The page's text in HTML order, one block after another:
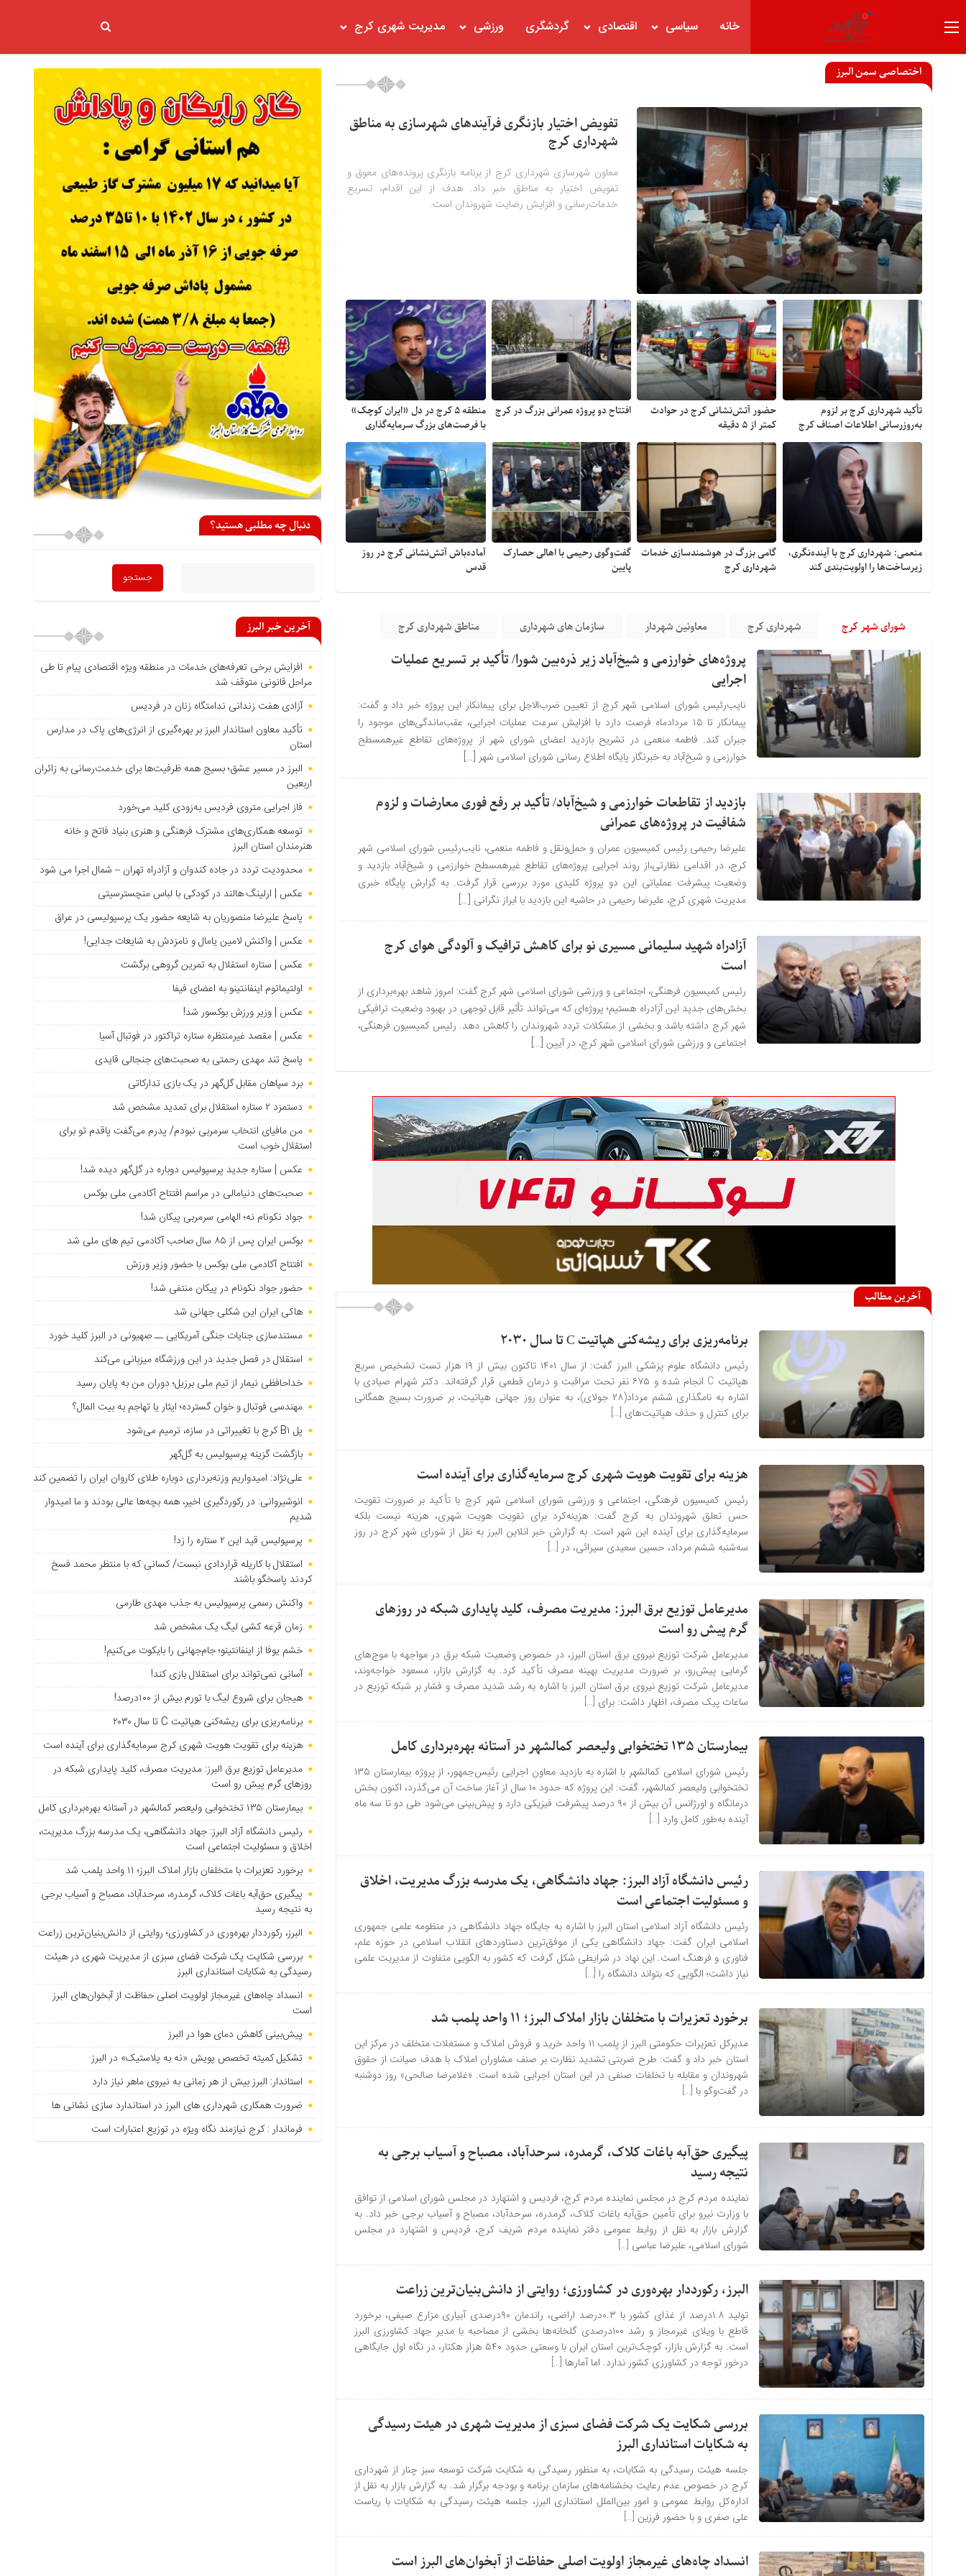
خانه سیاسی اقتصادی گردشگری ورزشی مدیریت شهری کرج
اختصاصی سمن البرز
تفویض اختیار بازنگری فرآیندهای شهرسازی به مناطق
شهرداری کرج
معاون شهرسازی شهرداری کرج از برنامه بازنگری پرونده‌های معوق و
تفویض اختیار به مناطق خبر داد. هدف از این اقدام، تسریع
خدمات‌رسانی و افزایش رضایت شهروندان است.
تأکید شهرداری کرج بر لزوم
به‌روزرسانی اطلاعات اصناف کرج
حضور آتش‌نشانی کرج در حوادث
کمتر از ۵ دقیقه
افتتاح دو پروژه عمرانی بزرگ در کرج
منطقه ۵ کرج در دل «ایران کوچک»
با فرصت‌های بزرگ سرمایه‌گذاری
منعمی: شهرداری کرج با آینده‌نگری،
زیرساخت‌ها را اولویت‌بندی کند
گامی بزرگ در هوشمندسازی خدمات
شهرداری کرج
گفت‌وگوی رحیمی با اهالی حصارک
پایین
آماده‌باش آتش‌نشانی کرج در روز
قدس
شورای شهر کرج شهرداری کرج معاونین شهردار سازمان های شهرداری مناطق شهرداری کرج
پروژه‌های خوارزمی و شیخ‌آباد زیر ذره‌بین شورا/ تأکید بر تسریع عملیات
اجرایی
نایب‌رئیس شورای اسلامی شهر کرج از تعیین ضرب‌الاجل برای پیمانکار این پروژه خبر داد و گفت:
پیمانکار تا ۱۵ مردادماه فرصت دارد با افزایش سرعت عملیات اجرایی، عقب‌ماندگی‌های موجود را
جبران کند. فاطمه منعمی در تشریح بازدید اعضای شورای شهر از پروژه‌های تقاطع غیرهمسطح
خوارزمی و شیخ‌آباد به خبرنگار پایگاه اطلاع رسانی شورای اسلامی شهر […]
بازدید از تقاطعات خوارزمی و شیخ‌آباد/ تأکید بر رفع فوری معارضات و لزوم
شفافیت در پروژه‌های عمرانی
علیرضا رحیمی رئیس کمیسیون عمران و حمل‌ونقل و فاطمه منعمی، نایب‌رئیس شورای اسلامی شهر
کرج، در اقدامی نظارتی،از روند اجرایی پروژه‌های تقاطع غیرهمسطح خوارزمی و شیخ‌آباد بازدید و
وضعیت پیشرفت عملیاتی این دو پروژه کلیدی مورد بررسی قرار گرفت. به گزارش پایگاه خبری
مدیریت شهری کرج، علیرضا رحیمی در حاشیه این بازدید با ابراز نگرانی […]
آزادراه شهید سلیمانی مسیری نو برای کاهش ترافیک و آلودگی هوای کرج
است
رئیس کمیسیون فرهنگی، اجتماعی و ورزشی شورای اسلامی شهر کرج گفت: امروز شاهد بهره‌برداری از
بخش‌های جدید این آزادراه هستیم؛ پروژه‌ای که می‌تواند تأثیر قابل توجهی در بهبود وضعیت ترافیکی
شهر کرج داشته باشد و بخشی از مشکلات تردد شهروندان را کاهش دهد. رئیس کمیسیون فرهنگی،
اجتماعی و ورزشی شورای اسلامی شهر کرج، در آیین […]
آخرین مطالب
برنامه‌ریزی برای ریشه‌کنی هپاتیت C تا سال ۲۰۳۰
رئیس دانشگاه علوم پزشکی البرز گفت: از سال ۱۴۰۱ تاکنون بیش از ۱۹ هزار تست تشخیص سریع
هپاتیت C انجام شده و ۶۷۵ نفر تحت مراقبت و درمان قطعی قرار گرفته‌اند. دکتر شهرام صیادی با
اشاره به نامگذاری ششم مرداد(۲۸ جولای)، به عنوان روز جهانی هپاتیت، بر ضرورت بسیج همگانی
برای کنترل و حذف هپاتیت‌های […]
هزینه برای تقویت هویت شهری کرج سرمایه‌گذاری برای آینده است
رئیس کمیسیون فرهنگی، اجتماعی و ورزشی شورای اسلامی شهر کرج با تأکید بر ضرورت تقویت
حس تعلق شهروندان به کرج گفت: هزینه‌کرد برای تقویت هویت شهری، هزینه نیست بلکه
سرمایه‌گذاری برای آینده این شهر است. به گزارش خبر انلاین البرز به نقل از شورای شهر کرج در روز
سه‌شنبه ششم مرداد، حسین سعیدی‌ سیرائی، در […]
مدیرعامل توزیع برق البرز: مدیریت مصرف، کلید پایداری شبکه در روزهای
گرم پیش رو است
مدیرعامل شرکت توزیع نیروی برق استان البرز، در خصوص وضعیت شبکه برق در مواجهه با موج‌های
گرمایی پیش‌رو، بر ضرورت مدیریت بهینه مصرف تأکید کرد. به گزارش بازار، مسعود خواجه‌وند،
مدیرعامل شرکت توزیع نیروی برق استان البرز با اشاره به رشد شدید مصرف و فشار بر شبکه توزیع در
ساعات پیک مصرف، اظهار داشت: برای […]
بیمارستان ۱۳۵ تختخوابی ولیعصر کمالشهر در آستانه بهره‌برداری کامل
رئیس شورای اسلامی کمالشهر با اشاره به بازدید معاون اجرایی رئیس‌جمهور، از پروژه بیمارستان ۱۳۵
تختخوابی ولیعصر کمالشهر، گفت: این پروژه که حدود ۱۰ سال از آغاز ساخت آن می‌گذرد، اکنون بخش
درمانگاه و اورژانس آن بیش از ۹۰ درصد پیشرفت فیزیکی دارد و پیش‌بینی می‌شود طی دو تا سه ماه
آینده به‌طور کامل وارد […]
رئیس دانشگاه آزاد البرز: جهاد دانشگاهی، یک مدرسه بزرگ مدیریت، اخلاق
و مسئولیت اجتماعی است
رئیس دانشگاه آزاد اسلامی استان البرز با اشاره به جایگاه جهاد دانشگاهی در منظومه علمی جمهوری
اسلامی ایران گفت: جهاد دانشگاهی یکی از موفق‌ترین دستاوردهای انقلاب اسلامی در حوزه علم،
فناوری و فرهنگ است. این نهاد در شرایطی شکل گرفت که کشور به الگویی متفاوت از مدیریت علمی
نیاز داشت؛ الگویی که بتواند دانشگاه را […]
برخورد تعزیرات با متخلفان بازار املاک البرز؛ ۱۱ واحد پلمب شد
مدیرکل تعزیرات حکومتی البرز از پلمب ۱۱ واحد خرید و فروش املاک و مستغلات متخلف در مرکز این
استان خبر داد و گفت: طرح ضربتی تشدید نظارت بر صنف مشاوران املاک با هدف صیانت از حقوق
شهروندان و مقابله با تخلفات صنفی در این استان اجرایی شده است. «غلامرضا صالحی» روز دوشنبه
در گفت‌وگو با […]
پیگیری حق‌آبه باغات کلاک، گرمدره، سرحدآباد، مصباح و آسیاب برجی به
نتیجه رسید
نماینده مردم کرج در مجلس نماینده مردم کرج، فردیس و اشتهارد در مجلس شورای اسلامی از توافق
با وزارت نیرو برای تأمین حق‌آبه باغات کلاک، گرمدره، سرحدآباد، مصباح و آسیاب برجی خبر داد. به
گزارش بازار به نقل از روابط عمومی دفتر نماینده مردم شریف کرج، فردیس و اشتهارد در مجلس
شورای اسلامی، علیرضا عباسی […]
البرز، رکورددار بهره‌وری در کشاورزی؛ روایتی از دانش‌بنیان‌ترین زراعت
تولید ۱.۸درصد از غذای کشور با ۰.۳درصد اراضی، راندمان ۹۰درصدی آبیاری مزارع صیفی، برخورد
قاطع با ویلای غیرمجاز و رشد ۱۰۰درصدی گلخانه‌ها بخشی از مصاحبه با مدیر جهاد کشاورزی البرز
است. به گزارش بازار، کوچک‌ترین استان ایران با وسعتی حدود ۵۴۰ هزار هکتار، در نگاه اول جایگاهی
درخور توجه در کشاورزی کشور ندارد. اما آمارها […]
بررسی شکایت یک شرکت فضای سبزی از مدیریت شهری در هیئت رسیدگی
به شکایات استانداری البرز
جلسه هیئت رسیدگی به شکایات، به منظور رسیدگی به شکایت شرکت توسعه سبز چنار از شهرداری
کرج در خصوص عدم رعایت بخشنامه‌های سازمان برنامه و بودجه برگزار شد. به گزارش بازار به نقل از
اداره‌کل روابط عمومی و امور بین‌الملل استانداری البرز، جلسه هیئت رسیدگی به شکایات با ریاست
علی صفری و با حضور فرزین […]
انسداد چاه‌های غیرمجاز اولویت اصلی حفاظت از آبخوان‌های البرز است
دنبال چه مطلبی هستید؟
آخرین خبر البرز
افزایش برخی تعرفه‌های خدمات در منطقه ویژه اقتصادی پیام تا طی
مراحل قانونی متوقف شد
آزادی هفت زندانی ندامتگاه زنان در فردیس
تأکید معاون استاندار البرز بر بهره‌گیری از انرژی‌های پاک در مدارس
استان
البرز در مسیر عشق؛ بسیج همه ظرفیت‌ها برای خدمت‌رسانی به زائران
اربعین
فاز اجرایی متروی فردیس به‌زودی کلید می‌خورد
توسعه همکاری‌های مشترک فرهنگی و هنری بنیاد فاتح و خانه
هنرمندان استان البرز
محدودیت تردد در جاده کندوان و آزادراه تهران – شمال اجرا می شود
عکس | ارلینگ هالند در کودکی با لباس منچسترسیتی
پاسخ علیرضا منصوریان به شایعه حضور یک پرسپولیسی در عراق
عکس | واکنش لامین یامال و نامزدش به شایعات جدایی!
عکس | ستاره استقلال به تمرین گروهی برگشت
اولتیماتوم اینفانتینو به اعضای فیفا
عکس | وزیر ورزش بوکسور شد!
عکس | مقصد غیرمنتظره ستاره تراکتور در فوتبال آسیا
پاسخ تند مهدی رحمتی به صحبت‌های جنجالی قایدی
برد سپاهان مقابل گل‌گهر در یک بازی تدارکاتی
دستمزد ۲ ستاره استقلال برای تمدید مشخص شد
من مافیای انتخاب سرمربی نبودم/ پدرم می‌گفت پاقدم تو برای
استقلال خوب است
عکس | ستاره جدید پرسپولیس دوباره در گل‌گهر دیده شد!
صحبت‌های دنیامالی در مراسم افتتاح آکادمی ملی بوکس
جواد نکونام نه؛ الهامی سرمربی پیکان شد!
بوکس ایران پس از ۸۵ سال صاحب آکادمی تیم های ملی شد
افتتاح آکادمی ملی بوکس با حضور وزیر ورزش
حضور جواد نکونام در پیکان منتفی شد!
هاکی ایران این شکلی جهانی شد
مستندسازی جنایات جنگی آمریکایی ــ صهیونی در البرز کلید خورد
استقلال در فصل جدید در این ورزشگاه میزبانی می‌کند
خداحافظی نیمار از تیم ملی برزیل؛ دوران من به پایان رسید
مهندسی فوتبال و خوان گسترده؛ ایثار یا تهاجم به بیت المال؟
پل B۱ کرج با تغییراتی در سازه، ترمیم می‌شود
بازگشت گزینه پرسپولیس به ‌گل‌گهر
علی‌نژاد: امیدواریم وزنه‌برداری دوباره طلای کاروان ایران را تضمین کند
انوشیروانی: در رکوردگیری اخیر، همه بچه‌ها عالی بودند و ما امیدوار
شدیم
پرسپولیس قید این ۲ ستاره را زد!
استقلال با کاریله قراردادی نبست/ کسانی که با منتظر محمد فسخ
کردند پاسخگو باشند
واکنش رسمی پرسپولیس به جذب مهدی طارمی
زمان قرعه کشی لیگ یک مشخص شد
خشم یوفا از اینفانتینو؛ جام‌جهانی را بایکوت می‌کنیم!
آسانی نمی‌تواند برای استقلال بازی کند!
هیجان برای شروع لیگ با تورم بیش از ۱۰۰درصد!
برنامه‌ریزی برای ریشه‌کنی هپاتیت C تا سال ۲۰۳۰
هزینه برای تقویت هویت شهری کرج سرمایه‌گذاری برای آینده است
مدیرعامل توزیع برق البرز: مدیریت مصرف، کلید پایداری شبکه در
روزهای گرم پیش رو است
بیمارستان ۱۳۵ تختخوابی ولیعصر کمالشهر در آستانه بهره‌برداری کامل
رئیس دانشگاه آزاد البرز: جهاد دانشگاهی، یک مدرسه بزرگ مدیریت،
اخلاق و مسئولیت اجتماعی است
برخورد تعزیرات با متخلفان بازار املاک البرز؛ ۱۱ واحد پلمب شد
پیگیری حق‌آبه باغات کلاک، گرمدره، سرحدآباد، مصباح و آسیاب برجی
به نتیجه رسید
البرز، رکورددار بهره‌وری در کشاورزی؛ روایتی از دانش‌بنیان‌ترین زراعت
بررسی شکایت یک شرکت فضای سبزی از مدیریت شهری در هیئت
رسیدگی به شکایات استانداری البرز
انسداد چاه‌های غیرمجاز اولویت اصلی حفاظت از آبخوان‌های البرز
است
پیش‌بینی کاهش دمای هوا در البرز
تشکیل کمیته تخصص پویش «نه به پلاستیک» در البرز
استاندار: البرز بیش از هر زمانی به نیروی ماهر نیاز دارد
ضرورت همکاری شهرداری های البرز در استاندارد سازی نشانی ها
فرماندار : کرج نیازمند نگاه ویژه در توزیع اعتبارات است